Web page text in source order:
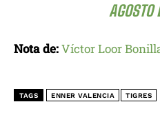
AGOSTO
Nota de:Víctor Loor
TAGS ENNER VALENCIA TIGRES